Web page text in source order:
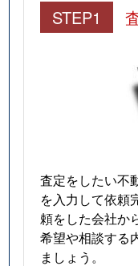
STEP1
査定をしたい不
を入力して依頼
頼をした会社か
希望や相談する
ましょう。